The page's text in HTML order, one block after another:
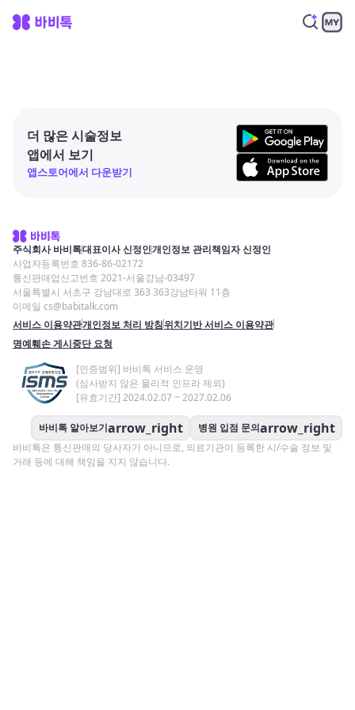
더 많은 시술정보
앱에서 보기
앱스토어에서 다운받기
주식회사 바비톡대표이사 신정인개인정보 관리책임자 신정인
사업자등록번호 836-86-02172
통신판매업신고번호 2021-서울강남-03497
서울특별시 서초구 강남대로 363 363강남타워 11층
이메일 cs@babitalk.com
서비스 이용약관개인정보 처리 방침위치기반 서비스 이용약관
명예훼손 게시중단 요청
[인증범위] 바비톡 서비스 운영
(심사받지 않은 물리적 인프라 제외)
[유효기간] 2024.02.07 ~ 2027.02.06
바비톡 알아보기arrow_right 병원 입점 문의arrow_right
바비톡은 통신판매의 당사자가 아니므로, 의료기관이 등록한 시/수술 정보 및
거래 등에 대해 책임을 지지 않습니다.